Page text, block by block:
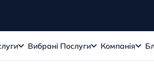
Вибрані Послуги Компанія